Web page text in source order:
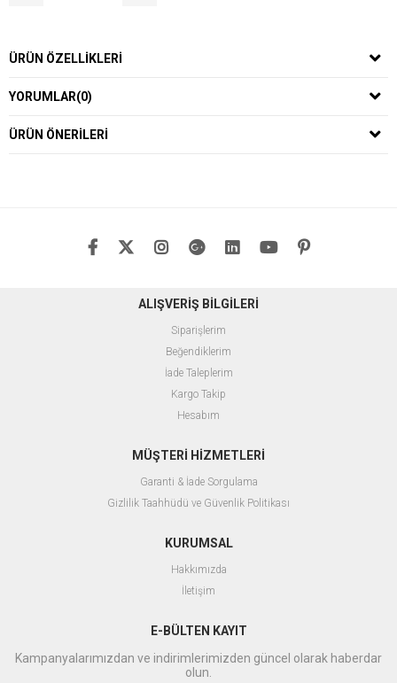
ÜRÜN ÖZELLIKLERI
YORUMLAR(0)
ÜRÜN ÖNERILERI
ALIŞVERİŞ BİLGİLERİ
Siparişlerim
Beğendiklerim
İade Taleplerim
Kargo Takip
Hesabım
MÜŞTERİ HİZMETLERİ
Garanti & İade Sorgulama
Gizlilik Taahhüdü ve Güvenlik Politikası
KURUMSAL
Hakkımızda
İletişim
E-BÜLTEN KAYIT
Kampanyalarımızdan ve indirimlerimizden güncel olarak haberdar
olun.